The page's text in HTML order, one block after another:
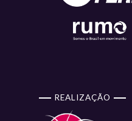
REALIZAÇÃO